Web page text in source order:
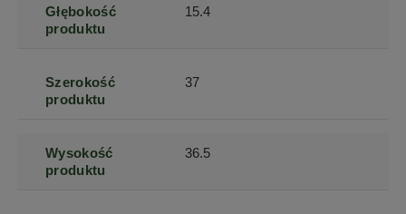
Głębokość
produktu
15.4
Szerokość
produktu
37
Wysokość
produktu
36.5